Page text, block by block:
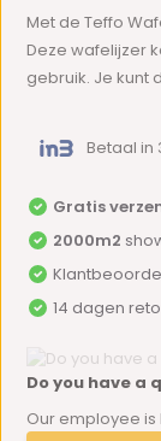
Met de Teffo
Deze wafelijzer
gebruik. Je kunt
Betaal in
Gratis
2000m2
14 dagen
Do you have
Our employee